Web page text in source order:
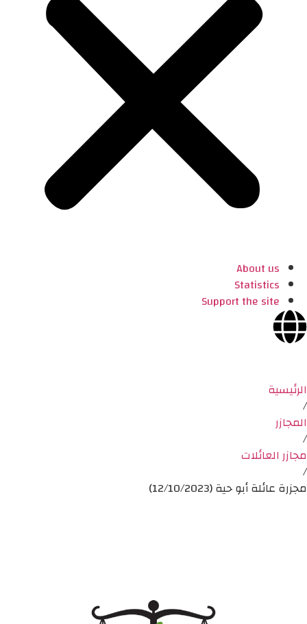
About us
Statistics
Support the site
الرئيسية
/
المجازر
/
مجازر العائلات
/
مجزرة عائلة أبو حية (12/10/2023)